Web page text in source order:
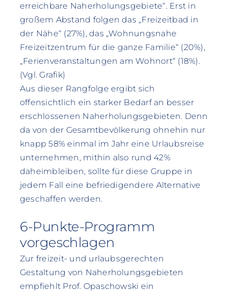
erreichbare Naherholungsgebiete“. Erst in
großem Abstand folgen das „Freizeitbad in
der Nähe“ (27%), das „Wohnungsnahe
Freizeitzentrum für die ganze Familie“ (20%),
„Ferienveranstaltungen am Wohnort“ (18%).
(Vgl. Grafik)
Aus dieser Rangfolge ergibt sich
offensichtlich ein starker Bedarf an besser
erschlossenen Naherholungsgebieten. Denn
da von der Gesamtbevölkerung ohnehin nur
knapp 58% einmal im Jahr eine Urlaubsreise
unternehmen, mithin also rund 42%
daheimbleiben, sollte für diese Gruppe in
jedem Fall eine befriedigendere Alternative
geschaffen werden.
6-Punkte-Programm
vorgeschlagen
Zur freizeit- und urlaubsgerechten
Gestaltung von Naherholungsgebieten
empfiehlt Prof. Opaschowski ein